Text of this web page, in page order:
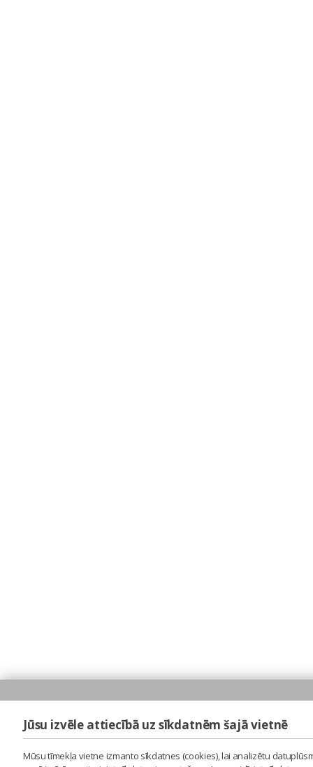
Jūsu izvēle attiecībā uz sīkdatnēm šajā vietnē
Mūsu tīmekļa vietne izmanto sīkdatnes (cookies), lai analizētu